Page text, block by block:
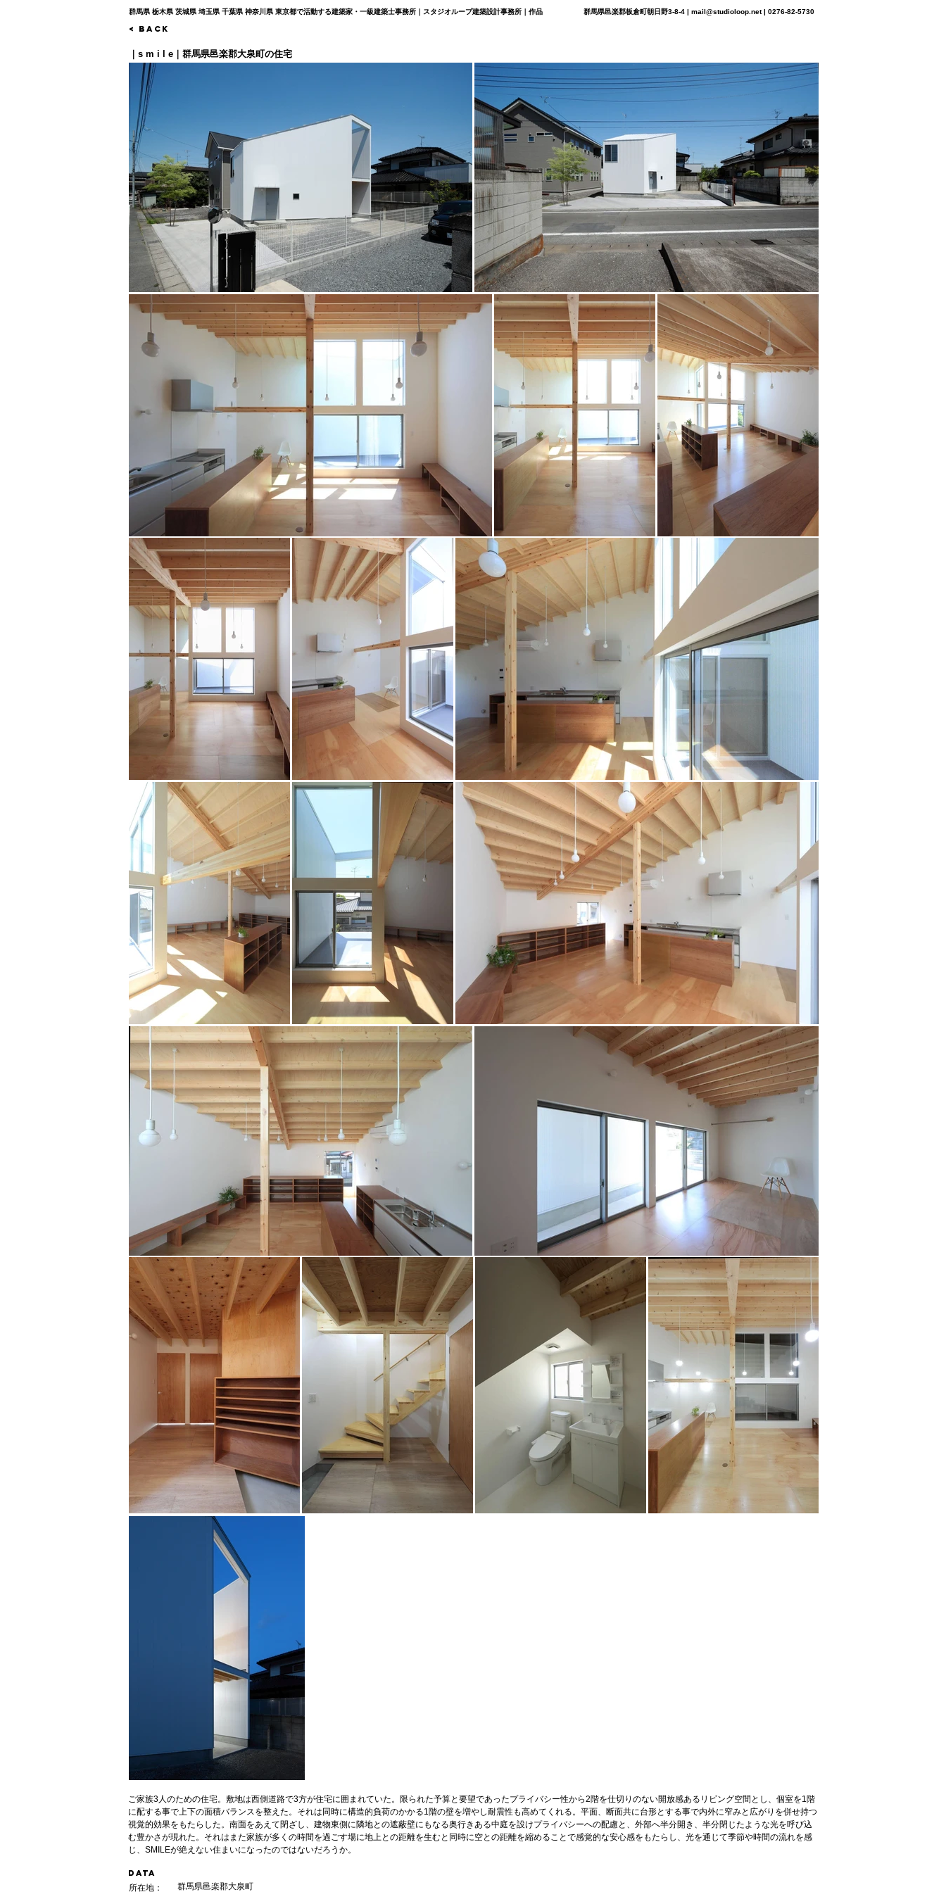
群馬県 栃木県 茨城県 埼玉県 千葉県 神奈川県 東京都で活動する建築家・一級建築士事務所｜スタジオループ建築設計事務所｜作品 群馬県邑楽郡板倉町朝日野3-8-4 | mail@studioloop.net| 0276-82-5730
< Back
｜s m i l e｜群馬県邑楽郡大泉町の住宅
ご家族3人のための住宅。敷地は西側道路で3方が住宅に囲まれていた。限られた予算と要望であったプライバシー性から2階を仕切りのない開放感あるリビング空間とし、個室を1階
に配する事で上下の面積バランスを整えた。それは同時に構造的負荷のかかる1階の壁を増やし耐震性も高めてくれる。平面、断面共に台形とする事で内外に窄みと広がりを併せ持つ
視覚的効果をもたらした。南面をあえて閉ざし、建物東側に隣地との遮蔽壁にもなる奥行きある中庭を設けプライバシーへの配慮と、外部へ半分開き、半分閉じたような光を呼び込
む豊かさが現れた。それはまた家族が多くの時間を過ごす場に地上との距離を生むと同時に空との距離を縮めることで感覚的な安心感をもたらし、光を通じて季節や時間の流れを感
じ、SMILEが絶えない住まいになったのではないだろうか。
DATA
所在地：
群馬県邑楽郡大泉町